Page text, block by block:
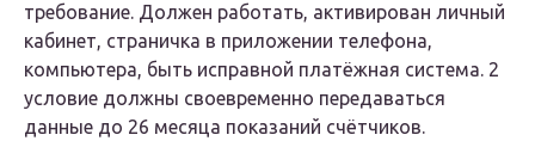
требование. Должен работать, активирован личный
кабинет, страничка в приложении телефона,
компьютера, быть исправной платёжная система. 2
условие должны своевременно передаваться
данные до 26 месяца показаний счётчиков.